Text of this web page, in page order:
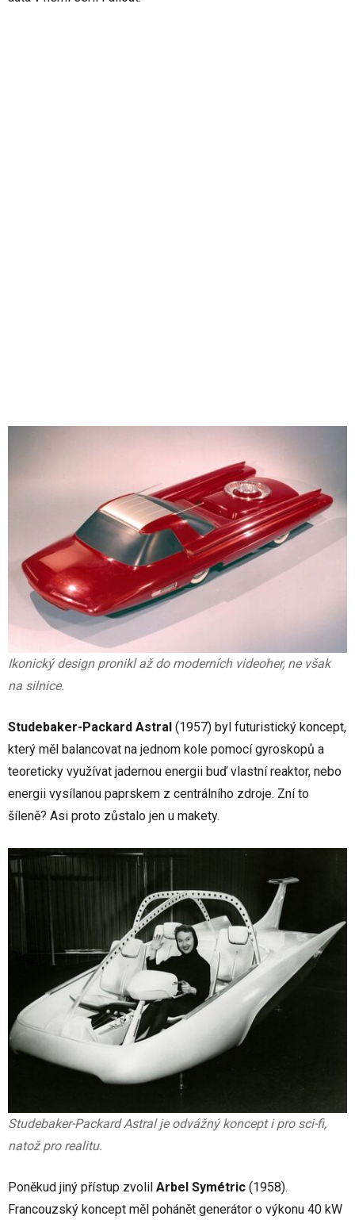
Ikonický design pronikl až do moderních videoher, ne však
na silnice.
Studebaker-Packard Astral (1957) byl futuristický koncept,
který měl balancovat na jednom kole pomocí gyroskopů a
teoreticky využívat jadernou energii buď vlastní reaktor, nebo
energii vysílanou paprskem z centrálního zdroje. Zní to
šíleně? Asi proto zůstalo jen u makety.
Studebaker-Packard Astral je odvážný koncept i pro sci-fi,
natož pro realitu.
Poněkud jiný přístup zvolil Arbel Symétric (1958).
Francouzský koncept měl pohánět generátor o výkonu 40 kW